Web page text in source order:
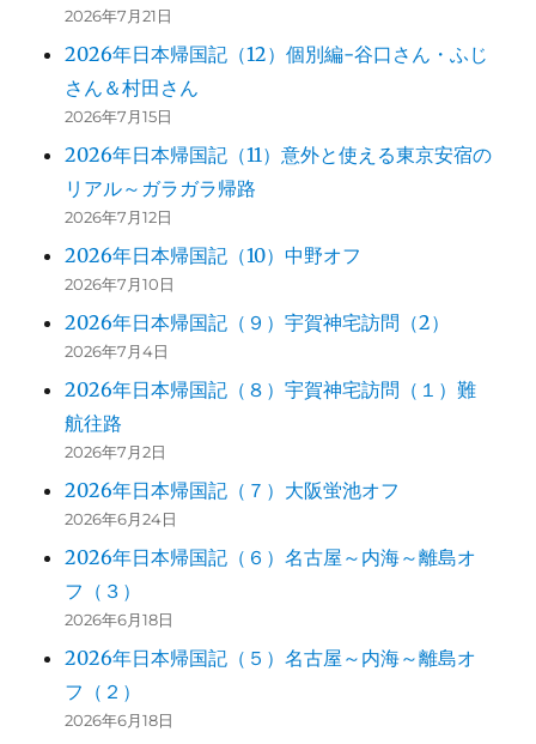
2026年7月21日
2026年日本帰国記（12）個別編-谷口さん・ふじ
さん＆村田さん
2026年7月15日
2026年日本帰国記（11）意外と使える東京安宿の
リアル～ガラガラ帰路
2026年7月12日
2026年日本帰国記（10）中野オフ
2026年7月10日
2026年日本帰国記（９）宇賀神宅訪問（2）
2026年7月4日
2026年日本帰国記（８）宇賀神宅訪問（１）難
航往路
2026年7月2日
2026年日本帰国記（７）大阪蛍池オフ
2026年6月24日
2026年日本帰国記（６）名古屋～内海～離島オ
フ（３）
2026年6月18日
2026年日本帰国記（５）名古屋～内海～離島オ
フ（２）
2026年6月18日